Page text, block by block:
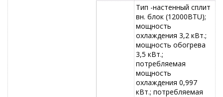
Тип -настенный сплит
вн. блок (12000BTU);
мощность
охлаждения 3,2 кВт.;
мощность обогрева
3,5 кВт.;
потребляемая
мощность
охлаждения 0,997
кВт.; потребляемая